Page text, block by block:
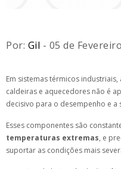
Por: Gil - 05 de
Em sistemas térmicos
caldeiras e aquecedores não é
decisivo para o desempenho e a
Esses componentes são
temperaturas extremas, e
suportar as condições mais